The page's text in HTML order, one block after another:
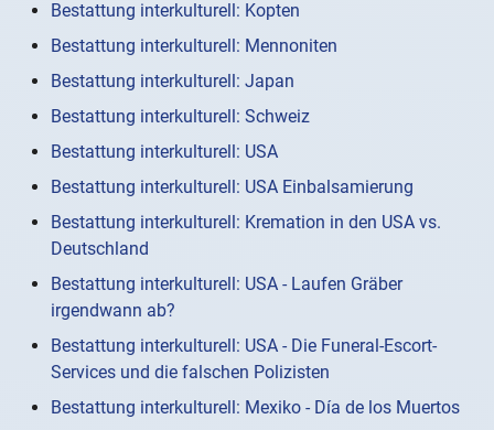
Bestattung interkulturell: Kopten
Bestattung interkulturell: Mennoniten
Bestattung interkulturell: Japan
Bestattung interkulturell: Schweiz
Bestattung interkulturell: USA
Bestattung interkulturell: USA Einbalsamierung
Bestattung interkulturell: Kremation in den USA vs.
Deutschland
Bestattung interkulturell: USA - Laufen Gräber
irgendwann ab?
Bestattung interkulturell: USA - Die Funeral-Escort-
Services und die falschen Polizisten
Bestattung interkulturell: Mexiko - Día de los Muertos